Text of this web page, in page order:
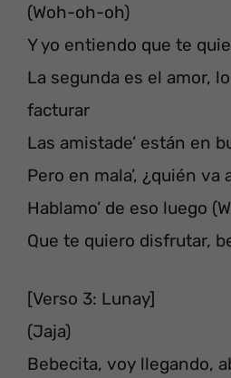
(Woh-oh-oh)
Y yo entiendo que te
La segunda es el amor,
facturar
Las amistade’ están en
Pero en mala’, ¿quién va
Hablamo’ de eso luego
Que te quiero disfrutar,
[Verso 3: Lunay]
(Jaja)
Bebecita, voy llegando,